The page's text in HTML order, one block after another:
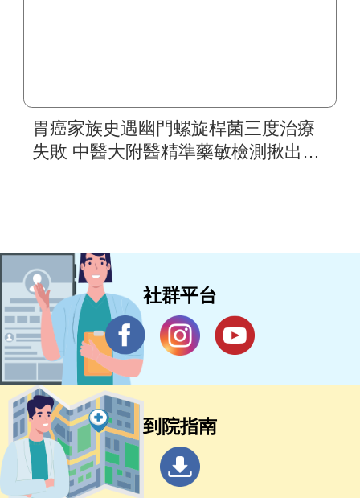
胃癌家族史遇幽門螺旋桿菌三度治療
失敗 中醫大附醫精準藥敏檢測揪出抗
社群平台
到院指南